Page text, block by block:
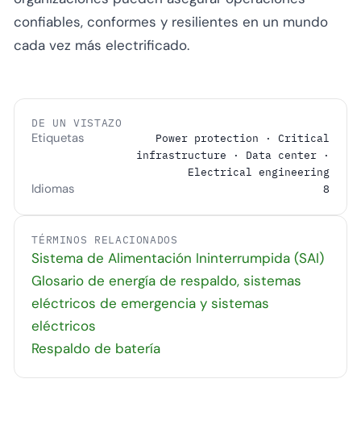
confiables, conformes y resilientes en un mundo
cada vez más electrificado.
DE UN VISTAZO
Etiquetas
Power protection · Critical
infrastructure · Data center ·
Electrical engineering
Idiomas 8
TÉRMINOS RELACIONADOS
Sistema de Alimentación Ininterrumpida (SAI)
Glosario de energía de respaldo, sistemas
eléctricos de emergencia y sistemas
eléctricos
Respaldo de batería